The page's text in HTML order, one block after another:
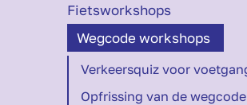
Fietsworkshops
Wegcode workshops
Verkeersquiz voor
Opfrissing van de wegcode